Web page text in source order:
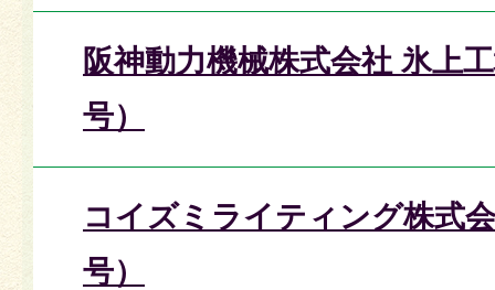
阪神動力機械株式会社 氷上
号）
コイズミライティング株式
号）